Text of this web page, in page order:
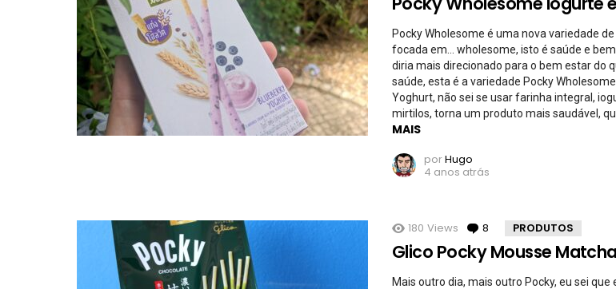
Pocky Wholesome é uma nova variedade
focada em… wholesome, isto é saúde e
diria mais direcionado para o bem estar do
saúde, esta é a variedade Pocky
Yoghurt, não sei se usar farinha integral,
mirtilos, torna um produto mais saudável,
MAIS
porHugo
4 anos atrás
180 Views 8 Comentários
PRODUTOS
Glico Pocky Mousse Matcha
Mais outro dia, mais outro Pocky, eu sei que